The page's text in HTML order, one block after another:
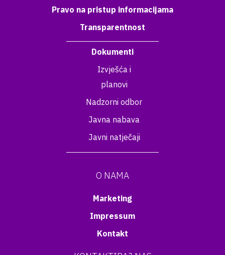
Pravo na pristup informacijama
Transparentnost
Dokumenti
Izvješća i
planovi
Nadzorni odbor
Javna nabava
Javni natječaji
O NAMA
Marketing
Impressum
Kontakt